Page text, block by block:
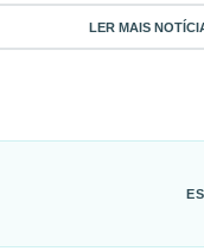
LER MAIS